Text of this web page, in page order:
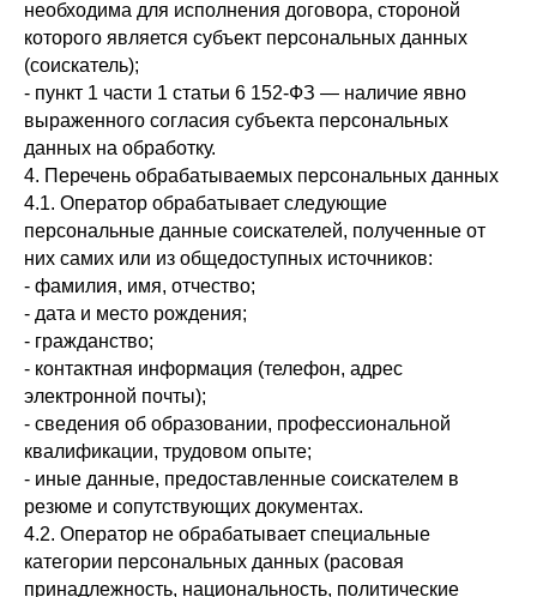
необходима для исполнения договора, стороной
которого является субъект персональных данных
(соискатель);
- пункт 1 части 1 статьи 6 152-ФЗ — наличие явно
выраженного согласия субъекта персональных
данных на обработку.
4. Перечень обрабатываемых персональных данных
4.1. Оператор обрабатывает следующие
персональные данные соискателей, полученные от
них самих или из общедоступных источников:
- фамилия, имя, отчество;
- дата и место рождения;
- гражданство;
- контактная информация (телефон, адрес
электронной почты);
- сведения об образовании, профессиональной
квалификации, трудовом опыте;
- иные данные, предоставленные соискателем в
резюме и сопутствующих документах.
4.2. Оператор не обрабатывает специальные
категории персональных данных (расовая
принадлежность, национальность, политические